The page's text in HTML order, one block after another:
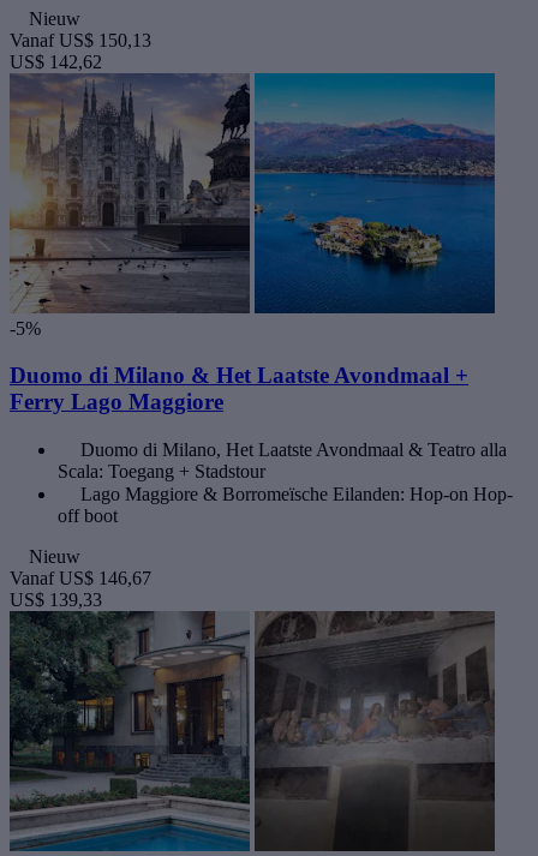
Nieuw
Vanaf US$ 150,13
US$ 142,62
-5%
Duomo di Milano & Het Laatste Avondmaal +
Ferry Lago Maggiore
Duomo di Milano, Het Laatste Avondmaal & Teatro alla
Scala: Toegang + Stadstour
Lago Maggiore & Borromeïsche Eilanden: Hop-on Hop-
off boot
Nieuw
Vanaf US$ 146,67
US$ 139,33